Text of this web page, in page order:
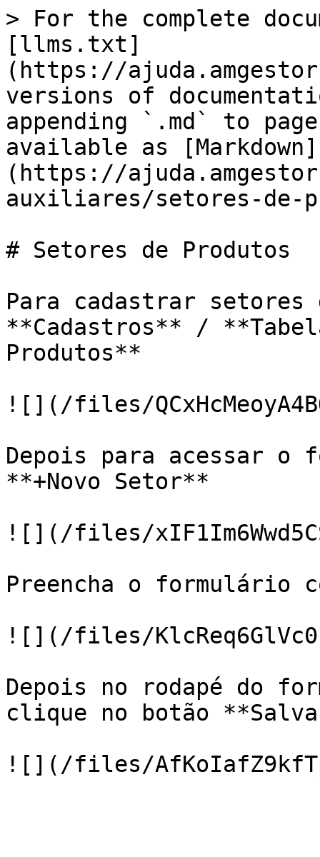
> For the complete
[llms.txt]
(https://
versions of
appending `.md` to
available as [Markdown]
(https://
auxiliares/setores-de-
# Setores de Produtos
Para cadastrar setores
**Cadastros** /
Produtos**
![](/files/
Depois para acessar o
**+Novo Setor**
![](/files/
Preencha o formulário
![](/files/
Depois no rodapé do
clique no botão